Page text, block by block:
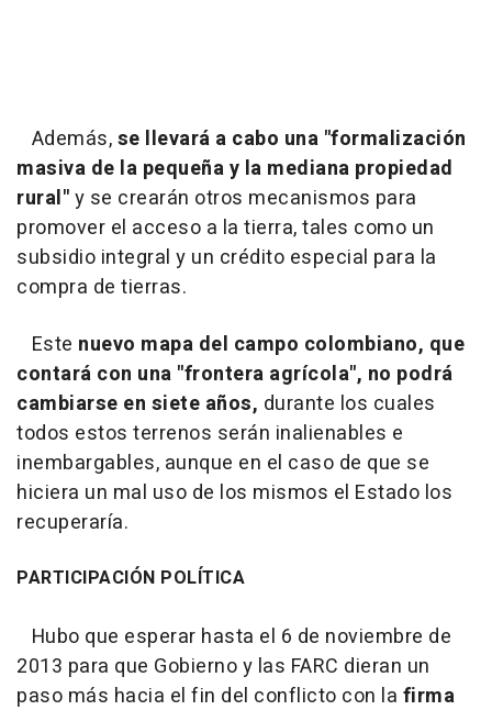
Además,se llevará a cabo una "formalización
masiva de la pequeña y la mediana propiedad
rural"y se crearán otros mecanismos para
promover el acceso a la tierra, tales como un
subsidio integral y un crédito especial para la
compra de tierras.
Este nuevo mapa del campo colombiano, que
contará con una "frontera agrícola", no podrá
cambiarse en siete años, durante los cuales
todos estos terrenos serán inalienables e
inembargables, aunque en el caso de que se
hiciera un mal uso de los mismos el Estado los
recuperaría.
PARTICIPACIÓN POLÍTICA
Hubo que esperar hasta el 6 de noviembre de
2013 para que Gobierno y las FARC dieran un
paso más hacia el fin del conflicto con la firma